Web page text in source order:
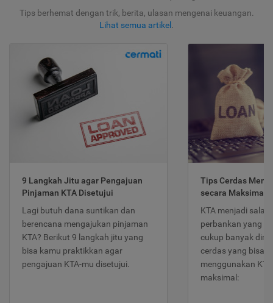
Tips berhemat dengan trik, berita, ulasan mengenai keuangan.
Lihat semua artikel .
9 Langkah Jitu agar Pengajuan
Pinjaman KTA Disetujui
Lagi butuh dana suntikan dan
berencana mengajukan pinjaman
KTA? Berikut 9 langkah jitu yang
bisa kamu praktikkan agar
pengajuan KTA-mu disetujui.
Tips Cerdas
secara Maksimal
KTA menjadi
perbankan yang
cukup banyak
cerdas yang bisa
menggunakan
maksimal: